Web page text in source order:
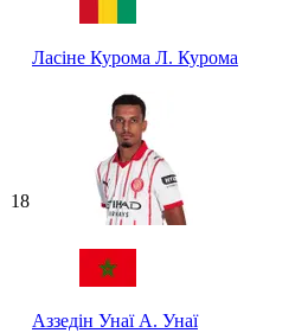
Ласіне Курома Л. Курома
18
Аззедін Унаї А. Унаї